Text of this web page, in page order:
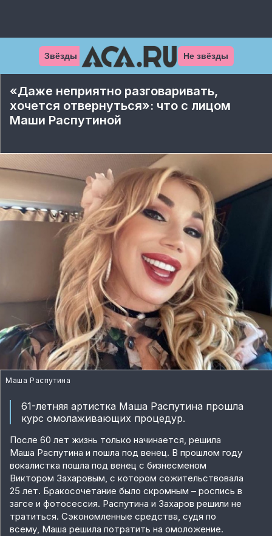
Звёзды Не звёзды
«Даже неприятно разговаривать,
хочется отвернуться»: что с лицом
Маши Распутиной
Маша Распутина
61-летняя артистка Маша Распутина прошла
курс омолаживающих процедур.
После 60 лет жизнь только начинается, решила
Маша Распутина и пошла под венец. В прошлом году
вокалистка пошла под венец с бизнесменом
Виктором Захаровым, с котором сожительствовала
25 лет. Бракосочетание было скромным – роспись в
загсе и фотосессия. Распутина и Захаров решили не
тратиться. Сэкономленные средства, судя по
всему, Маша решила потратить на омоложение.